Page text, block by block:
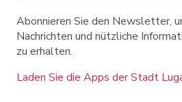
Abonnieren Sie den Newsletter,
Nachrichten und nützliche
zu erhalten.
Laden Sie die Apps der Stadt